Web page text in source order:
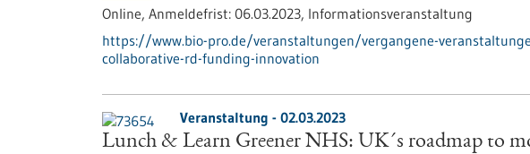
Online, Anmeldefrist: 06.03.2023, Informationsveranstaltung
https://www.bio-pro.de/veranstaltungen/vergangene-
collaborative-rd-funding-innovation
Veranstaltung - 02.03.2023
Lunch & Learn Greener NHS: UK´s roadmap to